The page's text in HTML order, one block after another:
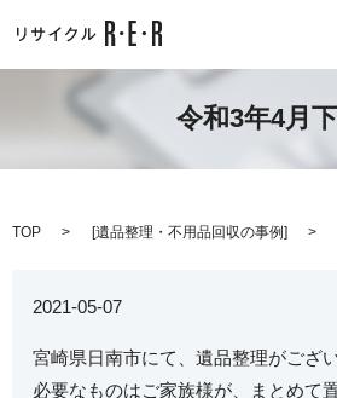
令和3年4月
TOP [遺品整理・不用品回収の事例]
2021-05-07
宮崎県日南市にて、遺品整理がござ
必要なものはご家族様が、まとめて